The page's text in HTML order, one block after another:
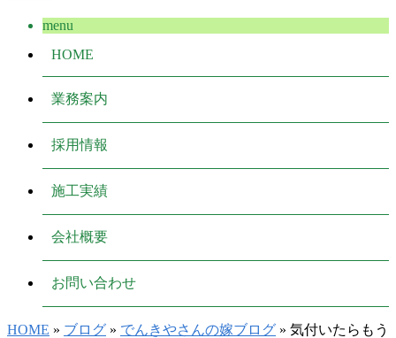
menu
HOME
業務案内
採用情報
施工実績
会社概要
お問い合わせ
HOME » ブログ » でんきやさんの嫁ブログ » 気付いたらもう